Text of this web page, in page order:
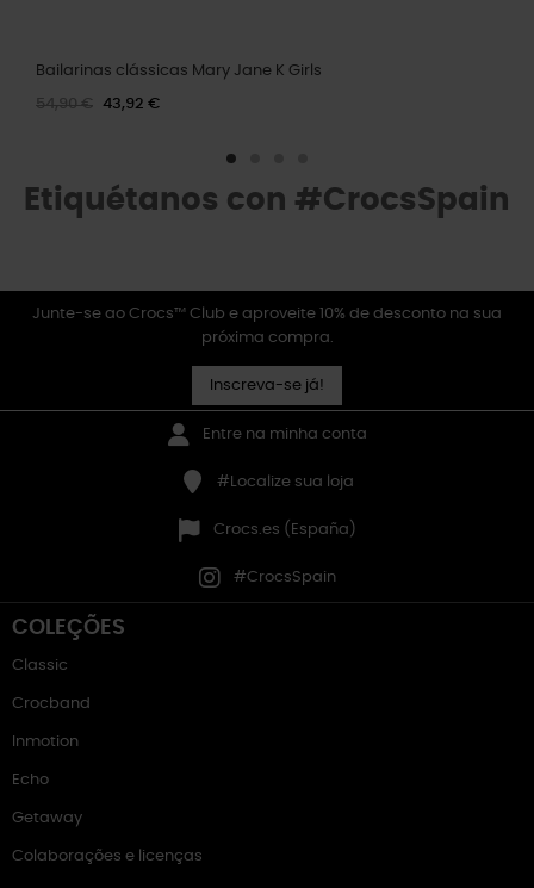
Bailarinas clássicas Mary Jane K Girls
54,90 € 43,92 €
Etiquétanos con #CrocsSpain
Junte-se ao Crocs™ Club e aproveite 10% de desconto na sua
próxima compra.
Inscreva-se já!
Entre na minha conta
#Localize sua loja
Crocs.es (España)
#CrocsSpain
COLEÇÕES
Classic
Crocband
Inmotion
Echo
Getaway
Colaborações e licenças